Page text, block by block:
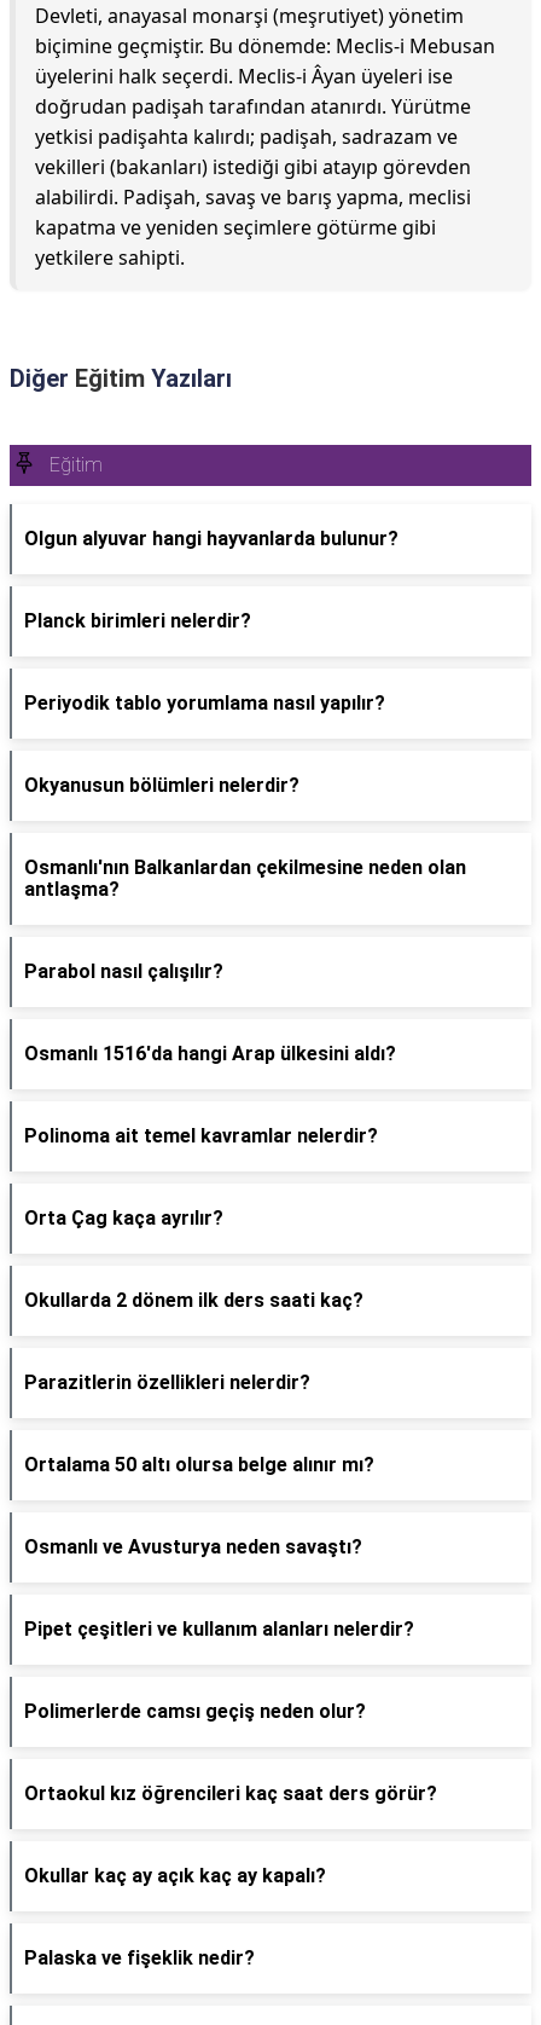
Devleti, anayasal monarşi (meşrutiyet) yönetim
biçimine geçmiştir. Bu dönemde: Meclis-i Mebusan
üyelerini halk seçerdi. Meclis-i Âyan üyeleri ise
doğrudan padişah tarafından atanırdı. Yürütme
yetkisi padişahta kalırdı; padişah, sadrazam ve
vekilleri (bakanları) istediği gibi atayıp görevden
alabilirdi. Padişah, savaş ve barış yapma, meclisi
kapatma ve yeniden seçimlere götürme gibi
yetkilere sahipti.
Diğer Eğitim Yazıları
Eğitim
Olgun alyuvar hangi hayvanlarda bulunur?
Planck birimleri nelerdir?
Periyodik tablo yorumlama nasıl yapılır?
Okyanusun bölümleri nelerdir?
Osmanlı'nın Balkanlardan çekilmesine neden olan
antlaşma?
Parabol nasıl çalışılır?
Osmanlı 1516'da hangi Arap ülkesini aldı?
Polinoma ait temel kavramlar nelerdir?
Orta Çag kaça ayrılır?
Okullarda 2 dönem ilk ders saati kaç?
Parazitlerin özellikleri nelerdir?
Ortalama 50 altı olursa belge alınır mı?
Osmanlı ve Avusturya neden savaştı?
Pipet çeşitleri ve kullanım alanları nelerdir?
Polimerlerde camsı geçiş neden olur?
Ortaokul kız öğrencileri kaç saat ders görür?
Okullar kaç ay açık kaç ay kapalı?
Palaska ve fişeklik nedir?